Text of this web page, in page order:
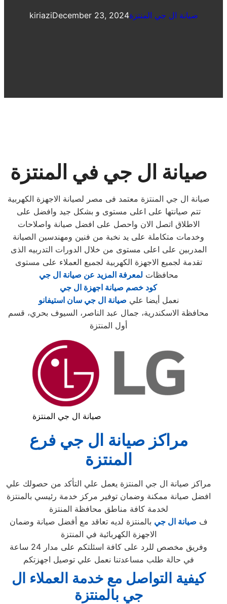
kiriaziDecember 23, 2024صيانة ال جي المنتزة
صيانة ال جي في المنتزة
صيانة ال جي المنتزة معتمد فى مصر لصيانة الاجهزة الكهربية
تتم صيانتها على اعلى مستوى و بشكل جيد وافضل على
الاطلاق اتصل الان واحصل على افضل صيانة واصلاحات
وخدمات متكاملة على يد نخبة من فنين ومهندسين الصيانة
المدربين على اعلى مستوى من خلال الدورات التدربيه الذى
تقدمة لجميع الاجهزة الكهربية لجميع العملاء على مستوى
محافظات لمعرفة المزيد عن صيانة ال جي
كود خصم صيانة اجهزة ال جي
نعمل أيضا علي صيانة ال جي سان استيفانو
محافظة الاسكندرية، جمال عبد الناصر، السيوف بحري، قسم
أول المنتزة
صيانة ال جي المنتزة
مراكز صيانة ال جي فرع
المنتزة
مراكز صيانة ال جي المنتزة يعمل علي التأكد من حصولك علي
افضل صيانة ممكنة وضمان توفير مركز خدمة رئيسي بالمنتزة
لخدمة كافة مناطق محافظة المنتزة
ف صيانة ال جي بالمنتزة لديه تعاقد مع أفضل صيانة وضمان
الاجهزة الكهربائية في المنتزة
وفريق مخصص للرد على كافة اسئلتكم على مدار 24 ساعة
في حالة طلب مساعدتنا نعمل علي توصيل اجهزتكم
كيفية التواصل مع خدمة العملاء ال
جي بالمنتزة